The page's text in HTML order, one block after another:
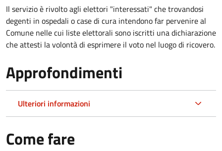
Il servizio è rivolto agli elettori "interessati" che trovandosi
degenti in ospedali o case di cura intendono far pervenire al
Comune nelle cui liste elettorali sono iscritti una dichiarazione
che attesti la volontà di esprimere il voto nel luogo di ricovero.
Approfondimenti
Ulteriori informazioni
Come fare